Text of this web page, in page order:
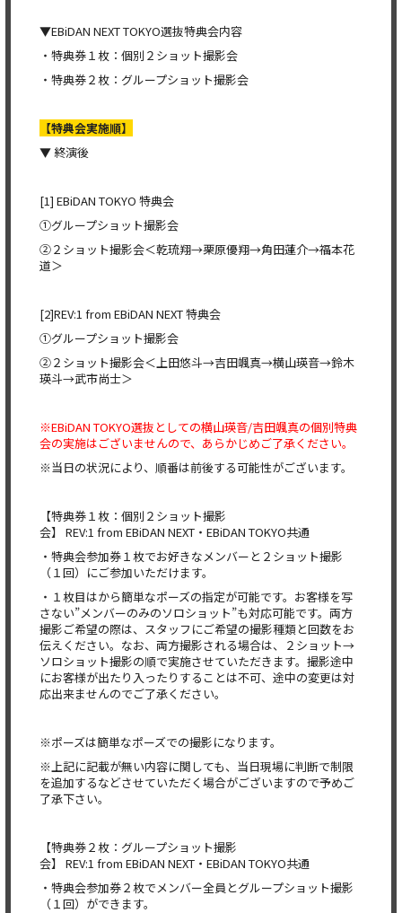
▼EBiDAN NEXT TOKYO選抜特典会内容
・特典券１枚：個別２ショット撮影会
・特典券２枚：グループショット撮影会
【特典会実施順】
▼ 終演後
[1] EBiDAN TOKYO 特典会
①グループショット撮影会
②２ショット撮影会＜乾琉翔→栗原優翔→角田蓮介→福本花
道＞
[2]REV:1 from EBiDAN NEXT 特典会
①グループショット撮影会
②２ショット撮影会＜上田悠斗→吉田颯真→横山瑛音→鈴木
瑛斗→武市尚士＞
※EBiDAN TOKYO選抜としての横山瑛音/吉田颯真の個別特典
会の実施はございませんので、あらかじめご了承ください。
※当日の状況により、順番は前後する可能性がございます。
【特典券１枚：個別２ショット撮影
会】 REV:1 from EBiDAN NEXT・EBiDAN TOKYO共通
・特典会参加券１枚でお好きなメンバーと２ショット撮影
（１回）にご参加いただけます。
・１枚目はから簡単なポーズの指定が可能です。お客様を写
さない”メンバーのみのソロショット”も対応可能です。両方
撮影ご希望の際は、スタッフにご希望の撮影種類と回数をお
伝えください。なお、両方撮影される場合は、２ショット→
ソロショット撮影の順で実施させていただきます。撮影途中
にお客様が出たり入ったりすることは不可、途中の変更は対
応出来ませんのでご了承ください。
※ポーズは簡単なポーズでの撮影になります。
※上記に記載が無い内容に関しても、当日現場に判断で制限
を追加するなどさせていただく場合がございますので予めご
了承下さい。
【特典券２枚：グループショット撮影
会】 REV:1 from EBiDAN NEXT・EBiDAN TOKYO共通
・特典会参加券２枚でメンバー全員とグループショット撮影
（１回）ができます。